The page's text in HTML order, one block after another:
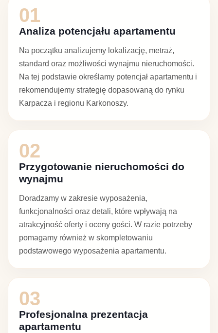
01
Analiza potencjału apartamentu
Na początku analizujemy lokalizację, metraż,
standard oraz możliwości wynajmu nieruchomości.
Na tej podstawie określamy potencjał apartamentu i
rekomendujemy strategię dopasowaną do rynku
Karpacza i regionu Karkonoszy.
02
Przygotowanie nieruchomości do
wynajmu
Doradzamy w zakresie wyposażenia,
funkcjonalności oraz detali, które wpływają na
atrakcyjność oferty i oceny gości. W razie potrzeby
pomagamy również w skompletowaniu
podstawowego wyposażenia apartamentu.
03
Profesjonalna prezentacja
apartamentu